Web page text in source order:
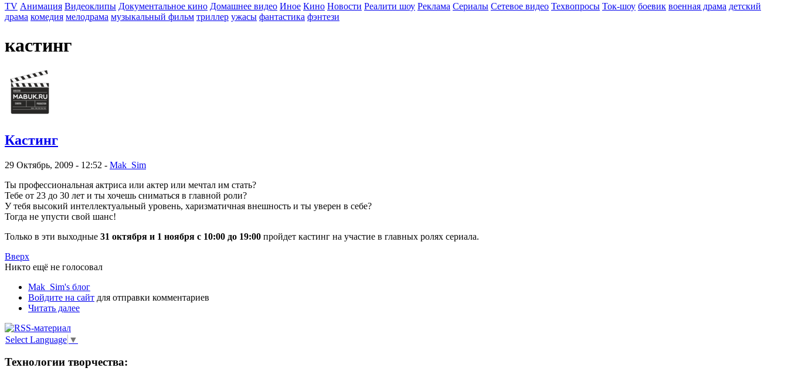
TV Анимация Видеоклипы Документальное кино Домашнее видео Иное Кино Новости Реалити шоу Реклама Сериалы Сетевое видео Техвопросы Ток-шоу боевик военная драма детский
драма комедия мелодрама музыкальный фильм триллер ужасы фантастика фэнтези
кастинг
Кастинг
29 Октябрь, 2009 - 12:52 - Mak_Sim
Ты профессиональная актриса или актер или мечтал им стать?
Тебе от 23 до 30 лет и ты хочешь сниматься в главной роли?
У тебя высокий интеллектуальный уровень, харизматичная внешность и ты уверен в себе?
Тогда не упусти свой шанс!
Только в эти выходные 31 октября и 1 ноября с 10:00 до 19:00 пройдет кастинг на участие в главных ролях сериала.
Вверх
Никто ещё не голосовал
Mak_Sim's блог
Войдите на сайт для отправки комментариев
Читать далее
Select Language ▼
Технологии творчества: